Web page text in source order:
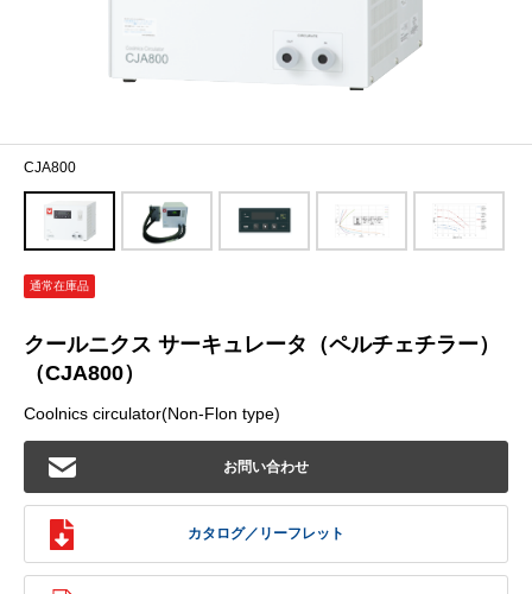
CJA800
通常在庫品
クールニクス サーキュレータ（ペルチェチラー）
（CJA800）
Coolnics circulator(Non-Flon type)
お問い合わせ
カタログ／リーフレット